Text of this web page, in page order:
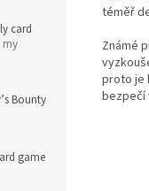
card
my
Bounty
game
téměř
Známé
proto je
bezpečí